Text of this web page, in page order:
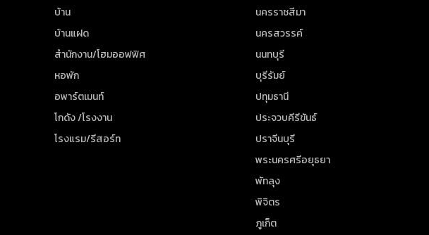
บ้าน
บ้านแฝด
สำนักงาน/โฮมออฟฟิศ
หอพัก
อพาร์ตเมนท์
โกดัง /โรงงาน
โรงแรม/รีสอร์ท
นครราชสีมา
นครสวรรค์
นนทบุรี
บุรีรัมย์
ปทุมธานี
ประจวบคีรีขันธ์
ปราจีนบุรี
พระนครศรีอยุธยา
พัทลุง
พิจิตร
ภูเก็ต